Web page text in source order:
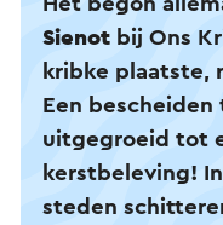
Het begon
Sienot bij Ons
kribke plaatste,
Een
uitgegroeid tot
kerstbeleving!
steden